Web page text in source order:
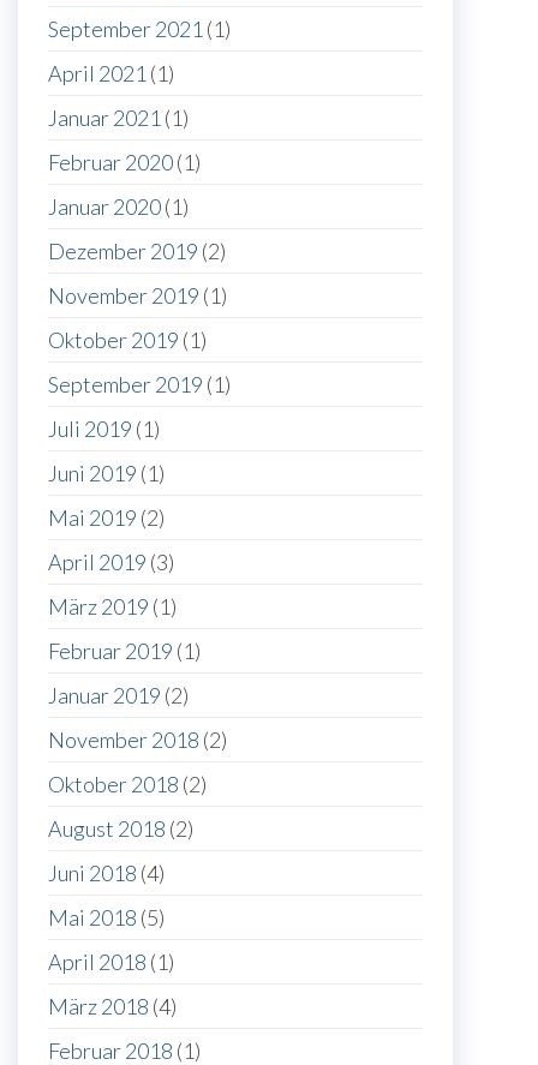
September 2021 (1)
April 2021 (1)
Januar 2021 (1)
Februar 2020(1)
Januar 2020(1)
Dezember 2019 (2)
November 2019 (1)
Oktober 2019 (1)
September 2019 (1)
Juli 2019 (1)
Juni 2019 (1)
Mai 2019 (2)
April 2019 (3)
März 2019 (1)
Februar 2019 (1)
Januar 2019 (2)
November 2018 (2)
Oktober 2018 (2)
August 2018 (2)
Juni 2018 (4)
Mai 2018 (5)
April 2018 (1)
März 2018 (4)
Februar 2018 (1)